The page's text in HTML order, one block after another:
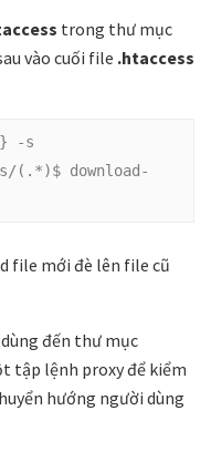
trong thư mục
vào cuối file .htaccess
-s
(.*)$ download-
file mới đè lên file cũ
đến thư mục
tập lệnh proxy để kiểm
hướng người dùng